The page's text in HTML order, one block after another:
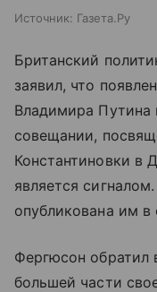
Источник: Газета.Ру
Британский
заявил, что
Владимира Путина
совещании,
Константиновки в
является
опубликована им в
Фергюсон обратил
большей части